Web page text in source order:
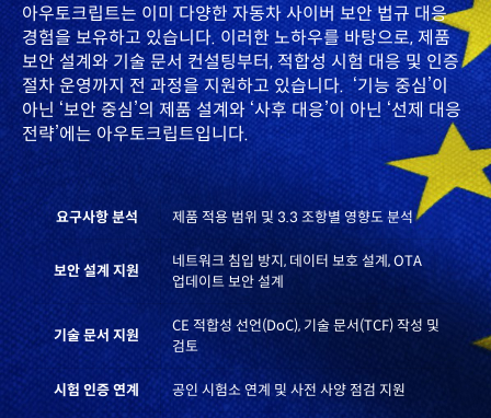
아우토크립트는 이미 다양한 자동차 사이버 보안 법규 대응
경험을 보유하고 있습니다. 이러한 노하우를 바탕으로, 제품
보안 설계와 기술 문서 컨설팅부터, 적합성 시험 대응 및 인증
절차 운영까지 전 과정을 지원하고 있습니다. ‘기능 중심’이
아닌 ‘보안 중심’의 제품 설계와 ‘사후 대응’이 아닌 ‘선제 대응
전략’에는 아우토크립트입니다.
요구사항 분석 제품 적용 범위 및 3.3 조항별 영향도 분석
보안 설계 지원
네트워크 침입 방지, 데이터 보호 설계, OTA
업데이트 보안 설계
기술 문서 지원
CE 적합성 선언(DoC), 기술 문서(TCF) 작성 및
검토
시험 인증 연계 공인 시험소 연계 및 사전 사양 점검 지원